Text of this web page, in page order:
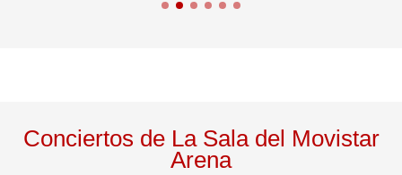
Conciertos de La Sala del Movistar
Arena